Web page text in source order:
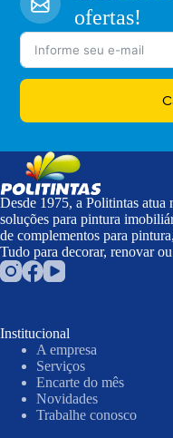
ofertas!
Desde 1975, a Politintas atua
soluções para pintura
de complementos para
Tudo para decorar, renovar
Institucional
A empresa
Serviços
Encarte do mês
Novidades
Trabalhe conosco